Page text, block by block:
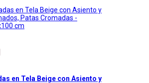
en Tela Beige con Asiento y